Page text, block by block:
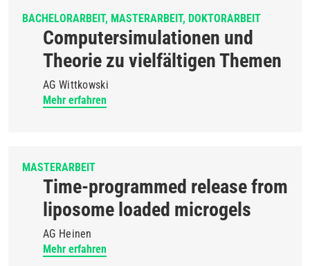
BACHELORARBEIT MASTERARBEIT DOKTORARBEIT
Computersimulationen und
Theorie zu vielfältigen Themen
AG Wittkowski
Mehr erfahren
MASTERARBEIT
Time-programmed release from
liposome loaded microgels
AG Heinen
Mehr erfahren